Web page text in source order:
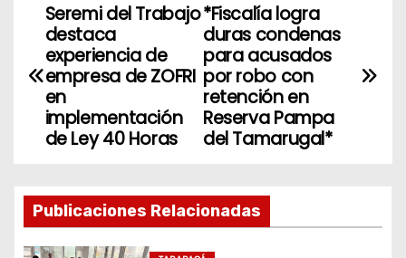
N
a
c
*Fiscalía logra
duras condenas
para acusados
por robo con
retención en
Reserva Pampa
del Tamarugal*
Seremi del Trabajo
destaca
experiencia de
empresa de ZOFRI
en
implementación
de Ley 40 Horas
Publicaciones Relacionadas